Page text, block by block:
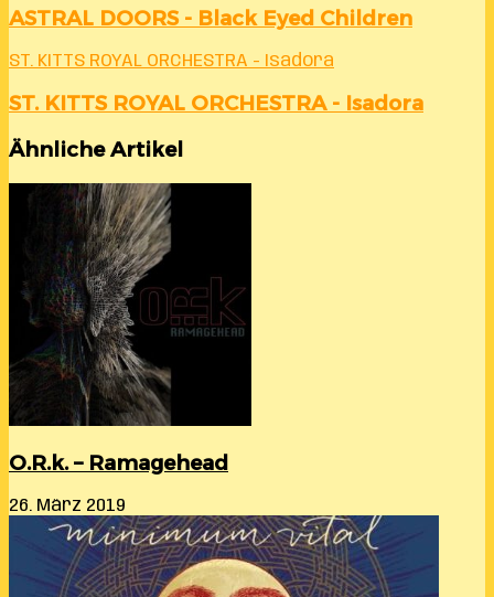
ASTRAL DOORS - Black Eyed Children
ST. KITTS ROYAL ORCHESTRA - Isadora
ST. KITTS ROYAL ORCHESTRA - Isadora
Ähnliche Artikel
O.R.k. – Ramagehead
26. März 2019